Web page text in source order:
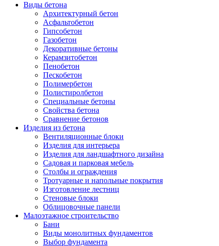
Виды бетона
Архитектурный бетон
Асфальтобетон
Гипсобетон
Газобетон
Декоративные бетоны
Керамзитобетон
Пенобетон
Пескобетон
Полимербетон
Полистиролбетон
Специальные бетоны
Свойства бетона
Сравнение бетонов
Изделия из бетона
Вентиляционные блоки
Изделия для интерьера
Изделия для ландшафтного дизайна
Садовая и парковая мебель
Столбы и ограждения
Тротуарные и напольные покрытия
Изготовление лестниц
Стеновые блоки
Облицовочные панели
Малоэтажное строительство
Бани
Виды монолитных фундаментов
Выбор фундамента